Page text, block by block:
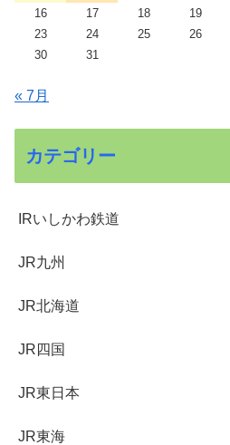
16
17 18 19
23
24 25 26
30
31
« 7月
カテゴリー
IRいしかわ鉄道
JR九州
JR北海道
JR四国
JR東日本
JR東海